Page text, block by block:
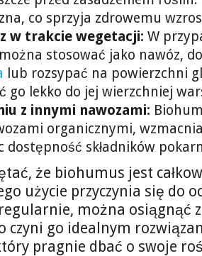
co sprzyja zdrowemu
w trakcie wegetacji: W
stosować jako nawóz,
lub rozsypać na powierzchni
go lekko do jej wierzchniej
z innymi nawozami:
organicznymi,
dostępność składników
że biohumus jest
użycie przyczynia się do
można osiągnąć
czyni go idealnym
pragnie dbać o swoje